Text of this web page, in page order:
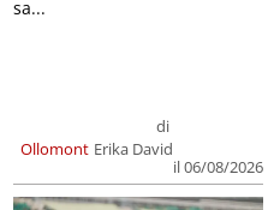
Ollomont
di
Erika David
il 06/08/2026
sa...